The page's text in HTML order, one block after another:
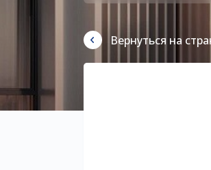
Вернуться на